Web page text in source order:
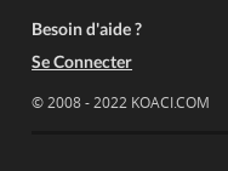
Besoin d'aide ?
Se Connecter
© 2008 - 2022 KOACI.COM